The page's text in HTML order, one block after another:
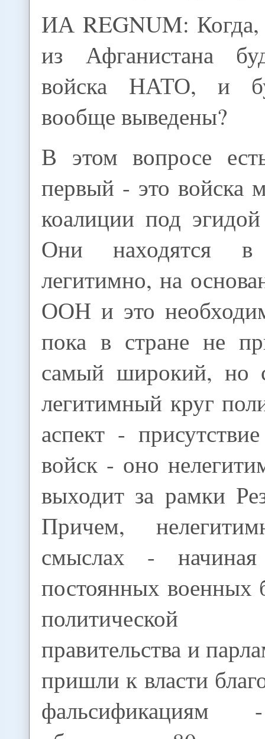
ИА REGNUM: Когда,
из Афганистана
войска НАТО, и
вообще выведены?
В этом вопросе
первый - это войска
коалиции под
Они находятся в
легитимно, на
ООН и это
пока в стране не
самый широкий, но
легитимный круг
аспект -
войск - оно
выходит за рамки
Причем,
смыслах -
постоянных военных
политической
правительства и
пришли к власти